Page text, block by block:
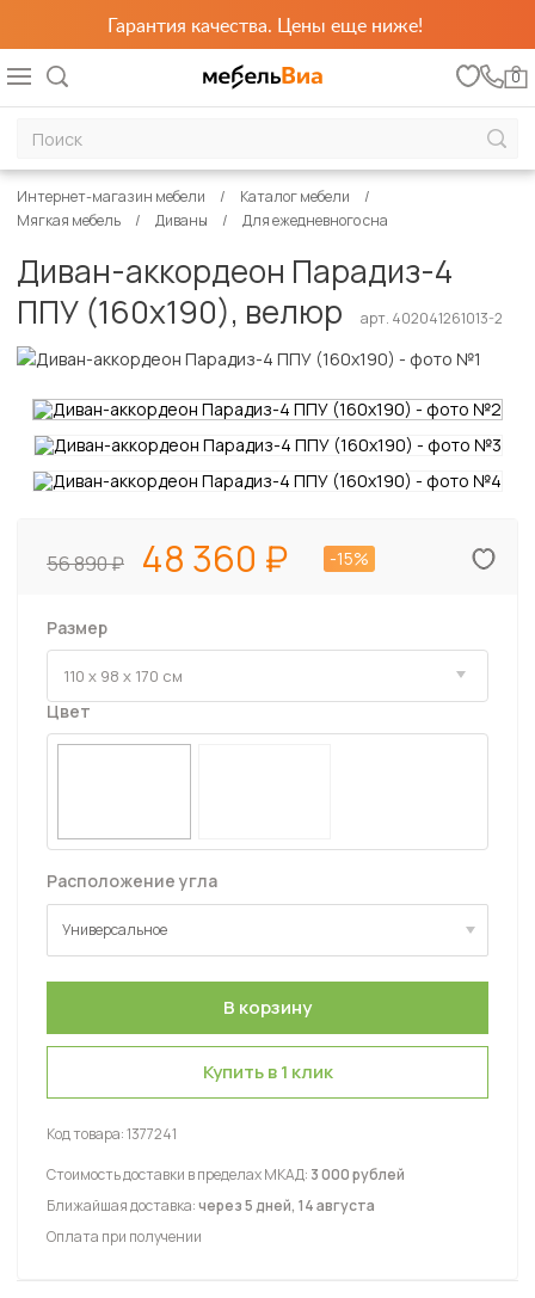
Гарантия качества. Цены еще ниже!
0
Интернет-магазин мебели
Каталог мебели
Мягкая мебель
Диваны Для ежедневного сна
Диван-аккордеон Парадиз-4
ППУ (160х190), велюр
арт. 402041261013-2
56 890 48 360 -15%
Размер
Цвет
Расположение угла
Универсальное
Универсальное
Купить в 1 клик
Код товара:1377241
Стоимость доставки в пределах МКАД: 3 000 рублей
Ближайшая доставка:через 5 дней, 14 августа
Оплата при получении